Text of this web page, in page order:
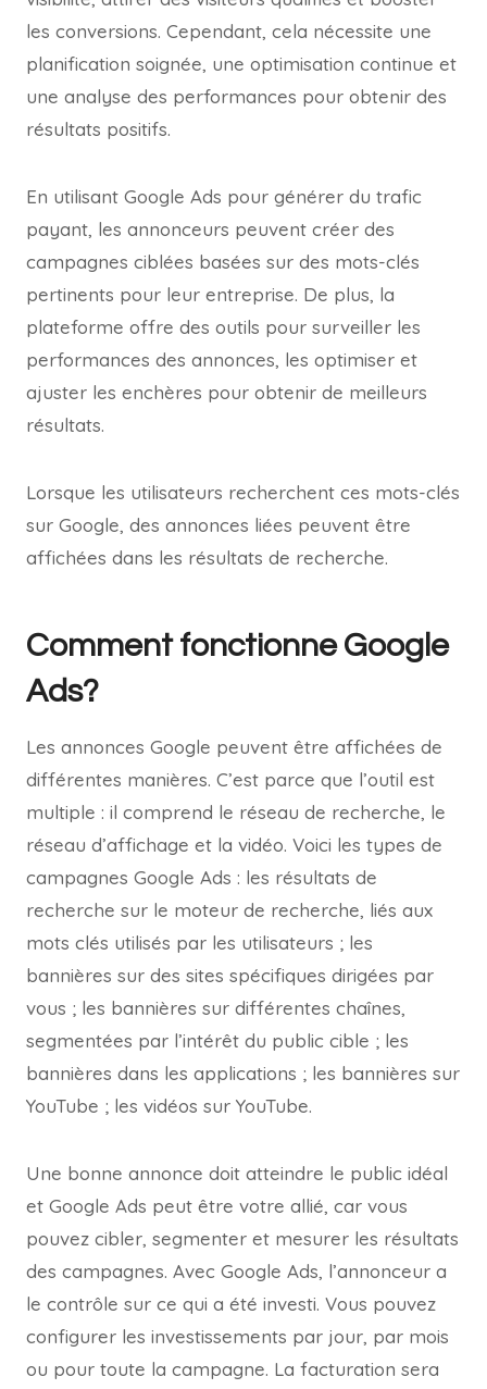
les conversions. Cependant, cela nécessite une
planification soignée, une optimisation continue et
une analyse des performances pour obtenir des
résultats positifs.
En utilisant Google Ads pour générer du trafic
payant, les annonceurs peuvent créer des
campagnes ciblées basées sur des mots-clés
pertinents pour leur entreprise. De plus, la
plateforme offre des outils pour surveiller les
performances des annonces, les optimiser et
ajuster les enchères pour obtenir de meilleurs
résultats.
Lorsque les utilisateurs recherchent ces mots-clés
sur Google, des annonces liées peuvent être
affichées dans les résultats de recherche.
Comment fonctionne Google
Ads?
Les annonces Google peuvent être affichées de
différentes manières. C’est parce que l’outil est
multiple : il comprend le réseau de recherche, le
réseau d’affichage et la vidéo. Voici les types de
campagnes Google Ads : les résultats de
recherche sur le moteur de recherche, liés aux
mots clés utilisés par les utilisateurs ; les
bannières sur des sites spécifiques dirigées par
vous ; les bannières sur différentes chaînes,
segmentées par l’intérêt du public cible ; les
bannières dans les applications ; les bannières sur
YouTube ; les vidéos sur YouTube.
Une bonne annonce doit atteindre le public idéal
et Google Ads peut être votre allié, car vous
pouvez cibler, segmenter et mesurer les résultats
des campagnes. Avec Google Ads, l’annonceur a
le contrôle sur ce qui a été investi. Vous pouvez
configurer les investissements par jour, par mois
ou pour toute la campagne. La facturation sera